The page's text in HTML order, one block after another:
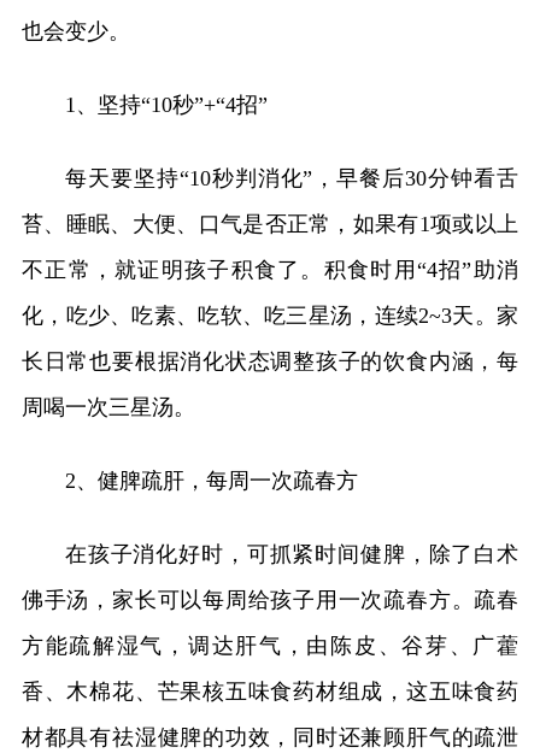
也会变少。
1、坚持“10秒”+“4招”
每天要坚持“10秒判消化”，早餐后30分钟看舌
苔、睡眠、大便、口气是否正常，如果有1项或以上
不正常，就证明孩子积食了。积食时用“4招”助消
化，吃少、吃素、吃软、吃三星汤，连续2~3天。家
长日常也要根据消化状态调整孩子的饮食内涵，每
周喝一次三星汤。
2、健脾疏肝，每周一次疏春方
在孩子消化好时，可抓紧时间健脾，除了白术
佛手汤，家长可以每周给孩子用一次疏春方。疏春
方能疏解湿气，调达肝气，由陈皮、谷芽、广藿
香、木棉花、芒果核五味食药材组成，这五味食药
材都具有祛湿健脾的功效，同时还兼顾肝气的疏泄